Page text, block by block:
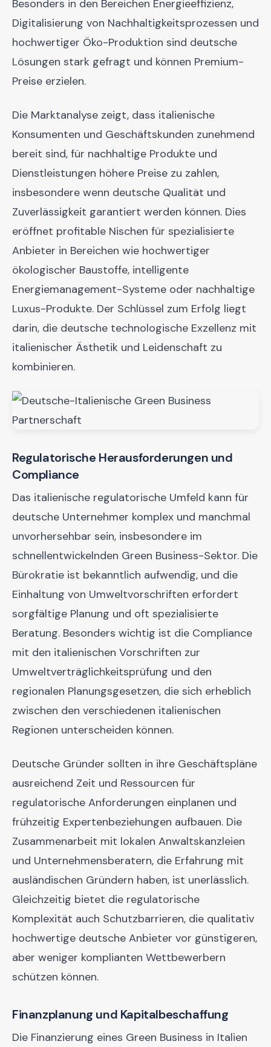
Besonders in den Bereichen Energieeffizienz,
Digitalisierung von Nachhaltigkeitsprozessen und
hochwertiger Öko-Produktion sind deutsche
Lösungen stark gefragt und können Premium-
Preise erzielen.
Die Marktanalyse zeigt, dass italienische
Konsumenten und Geschäftskunden zunehmend
bereit sind, für nachhaltige Produkte und
Dienstleistungen höhere Preise zu zahlen,
insbesondere wenn deutsche Qualität und
Zuverlässigkeit garantiert werden können. Dies
eröffnet profitable Nischen für spezialisierte
Anbieter in Bereichen wie hochwertiger
ökologischer Baustoffe, intelligente
Energiemanagement-Systeme oder nachhaltige
Luxus-Produkte. Der Schlüssel zum Erfolg liegt
darin, die deutsche technologische Exzellenz mit
italienischer Ästhetik und Leidenschaft zu
kombinieren.
Regulatorische Herausforderungen und
Compliance
Das italienische regulatorische Umfeld kann für
deutsche Unternehmer komplex und manchmal
unvorhersehbar sein, insbesondere im
schnellentwickelnden Green Business-Sektor. Die
Bürokratie ist bekanntlich aufwendig, und die
Einhaltung von Umweltvorschriften erfordert
sorgfältige Planung und oft spezialisierte
Beratung. Besonders wichtig ist die Compliance
mit den italienischen Vorschriften zur
Umweltverträglichkeitsprüfung und den
regionalen Planungsgesetzen, die sich erheblich
zwischen den verschiedenen italienischen
Regionen unterscheiden können.
Deutsche Gründer sollten in ihre Geschäftspläne
ausreichend Zeit und Ressourcen für
regulatorische Anforderungen einplanen und
frühzeitig Expertenbeziehungen aufbauen. Die
Zusammenarbeit mit lokalen Anwaltskanzleien
und Unternehmensberatern, die Erfahrung mit
ausländischen Gründern haben, ist unerlässlich.
Gleichzeitig bietet die regulatorische
Komplexität auch Schutzbarrieren, die qualitativ
hochwertige deutsche Anbieter vor günstigeren,
aber weniger komplianten Wettbewerbern
schützen können.
Finanzplanung und Kapitalbeschaffung
Die Finanzierung eines Green Business in Italien